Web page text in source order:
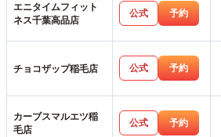
エニタイムフィット
ネス千葉高品店
公式 予約
チョコザップ稲毛店 公式 予約
カーブスマルエツ稲
毛店
公式 予約